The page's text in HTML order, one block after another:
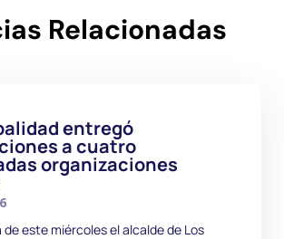
Relacionadas
entregó
a cuatro
organizaciones
de este miércoles el alcalde de Los